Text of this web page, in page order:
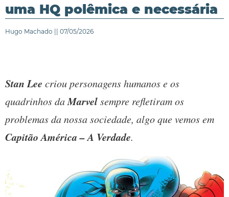
uma HQ polêmica e necessária
Hugo Machado || 07/05/2026
Stan Lee criou personagens humanos e os
quadrinhos daMarvelsempre refletiram os
problemas da nossa sociedade, algo que vemos em
Capitão América – A Verdade.